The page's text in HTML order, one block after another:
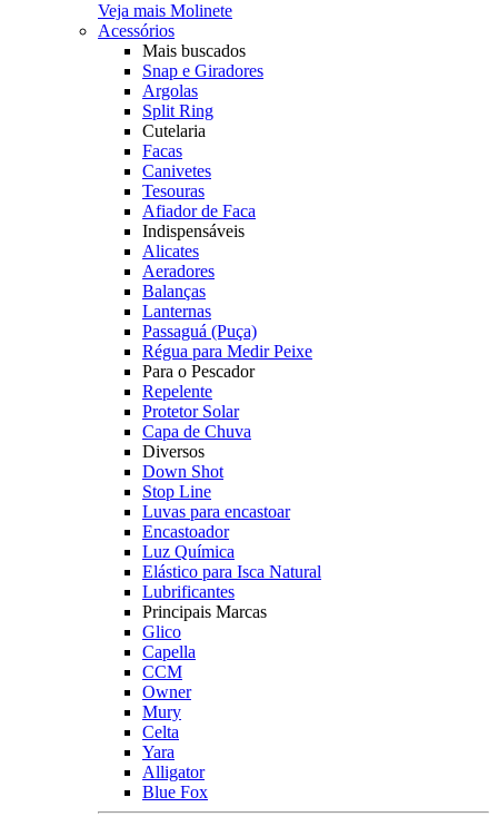
Veja mais Molinete
Acessórios
Mais buscados
Snap e Giradores
Argolas
Split Ring
Cutelaria
Facas
Canivetes
Tesouras
Afiador de Faca
Indispensáveis
Alicates
Aeradores
Balanças
Lanternas
Passaguá (Puça)
Régua para Medir Peixe
Para o Pescador
Repelente
Protetor Solar
Capa de Chuva
Diversos
Down Shot
Stop Line
Luvas para encastoar
Encastoador
Luz Química
Elástico para Isca Natural
Lubrificantes
Principais Marcas
Glico
Capella
CCM
Owner
Mury
Celta
Yara
Alligator
Blue Fox